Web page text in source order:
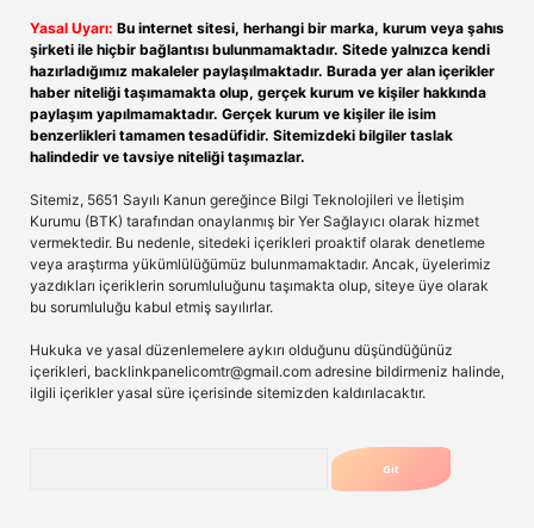
Yasal Uyarı: Bu internet sitesi, herhangi bir marka, kurum veya şahıs
şirketi ile hiçbir bağlantısı bulunmamaktadır. Sitede yalnızca kendi
hazırladığımız makaleler paylaşılmaktadır. Burada yer alan içerikler
haber niteliği taşımamakta olup, gerçek kurum ve kişiler hakkında
paylaşım yapılmamaktadır. Gerçek kurum ve kişiler ile isim
benzerlikleri tamamen tesadüfidir. Sitemizdeki bilgiler taslak
halindedir ve tavsiye niteliği taşımazlar.
Sitemiz, 5651 Sayılı Kanun gereğince Bilgi Teknolojileri ve İletişim
Kurumu (BTK) tarafından onaylanmış bir Yer Sağlayıcı olarak hizmet
vermektedir. Bu nedenle, sitedeki içerikleri proaktif olarak denetleme
veya araştırma yükümlülüğümüz bulunmamaktadır. Ancak, üyelerimiz
yazdıkları içeriklerin sorumluluğunu taşımakta olup, siteye üye olarak
bu sorumluluğu kabul etmiş sayılırlar.
Hukuka ve yasal düzenlemelere aykırı olduğunu düşündüğünüz
içerikleri, backlinkpanelicomtr@gmail.com adresine bildirmeniz halinde,
ilgili içerikler yasal süre içerisinde sitemizden kaldırılacaktır.